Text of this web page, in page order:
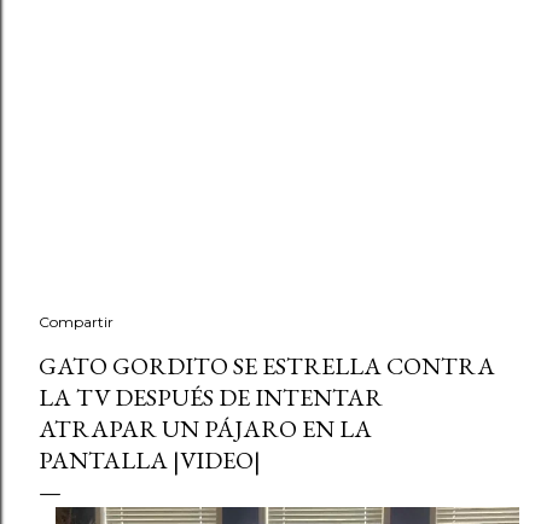
Compartir
GATO GORDITO SE ESTRELLA CONTRA
LA TV DESPUÉS DE INTENTAR
ATRAPAR UN PÁJARO EN LA
PANTALLA |VIDEO|